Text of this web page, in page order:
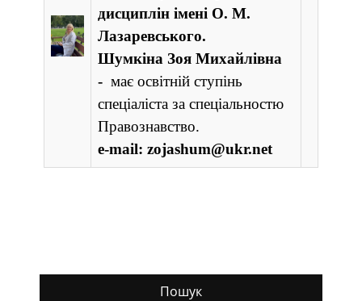
дисциплін імені О. М.
Лазаревського.
Шумкіна Зоя Михайлівна
­- має освітній ступінь
спеціаліста за спеціальностю
Правознавство.
e-mail: zojashum@ukr.net
Пошук